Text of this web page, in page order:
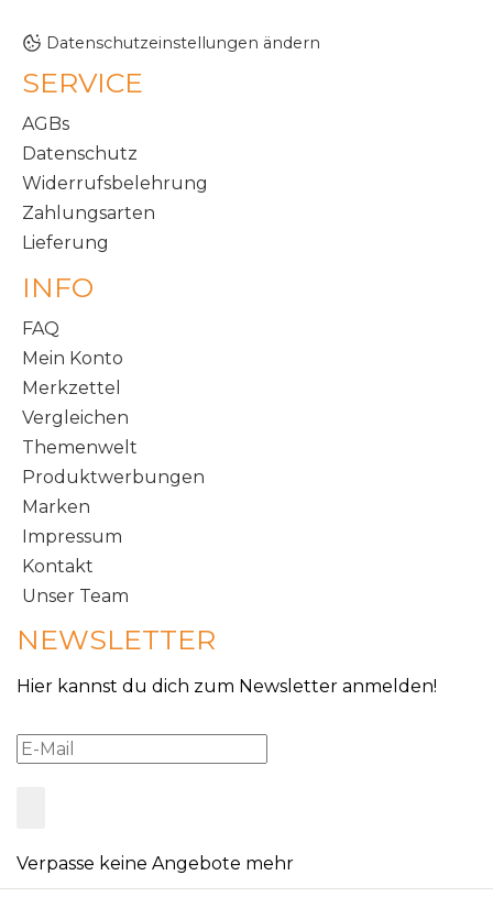
Datenschutzeinstellungen ändern
SERVICE
AGBs
Datenschutz
Widerrufsbelehrung
Zahlungsarten
Lieferung
INFO
FAQ
Mein Konto
Merkzettel
Vergleichen
Themenwelt
Produktwerbungen
Marken
Impressum
Kontakt
Unser Team
NEWSLETTER
Hier kannst du dich zum Newsletter anmelden!
Verpasse keine Angebote mehr